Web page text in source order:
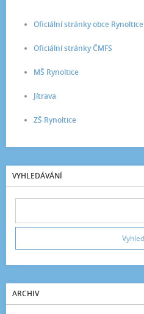
Oficiální stránky obce Rynoltice
Oficiální stránky ČMFS
MŠ Rynoltice
Jítrava
ZŠ Rynoltice
VYHLEDÁVÁNÍ
ARCHIV